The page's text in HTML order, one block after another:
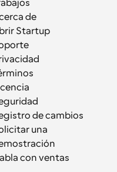
de
Startup
de cambios
una
con ventas